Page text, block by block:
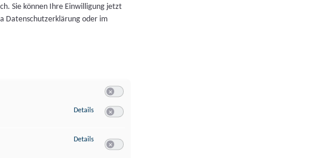
Sie können Ihre Einwilligung jetzt
Datenschutzerklärung oder im
Details zu Speichern von oder Zugriff auf Informationen auf einem Endgerät
Details zu Verwendung reduzierter Daten zur Auswahl von Werbeanzeigen